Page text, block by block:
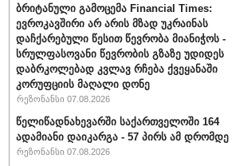
ბრიტანული გამოცემა Financial Times:
ევროკავშირი არ არის მზად უკრაინას
დაჩქარებული წესით წევრობა მიანიჭოს -
სრულფასოვანი წევრობის გზაზე უდიდეს
დაბრკოლებად კვლავ რჩება ქვეყანაში
კორუფციის მაღალი დონე
რეზონანსი 07.08.2026
წელიწადნახევარში საქართველოში 164
ადამიანი დაიკარგა - 57 პირს ამ დრომდე
რეზონანსი 07.08.2026